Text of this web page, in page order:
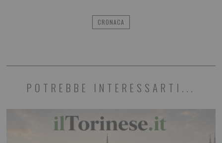
CRONACA
POTREBBE INTERESSARTI...